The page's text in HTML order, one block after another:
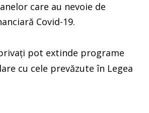
care au nevoie de
Covid-19.
pot extinde programe
cu cele prevăzute în Legea